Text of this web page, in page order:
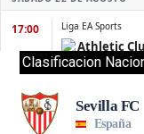
Clasificacion